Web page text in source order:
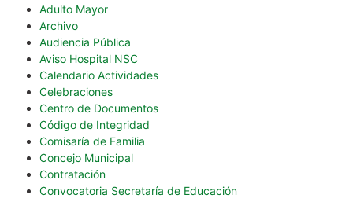
Adulto Mayor
Archivo
Audiencia Pública
Aviso Hospital NSC
Calendario Actividades
Celebraciones
Centro de Documentos
Código de Integridad
Comisaría de Familia
Concejo Municipal
Contratación
Convocatoria Secretaría de Educación